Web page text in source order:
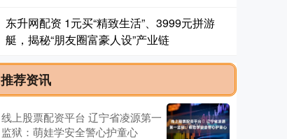
东升网配资 1元买“精致生活”、3999元拼游
艇，揭秘“朋友圈富豪人设”产业链
推荐资讯
线上股票配资平台 ​辽宁省凌源第一
监狱：萌娃学安全警心护童心